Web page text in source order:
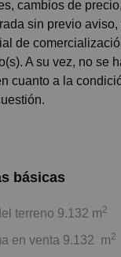
cambios de
sin previo
de
A su vez, no se
cuanto a la
básicas
terreno 9.132 m2
en venta 9.132 m2